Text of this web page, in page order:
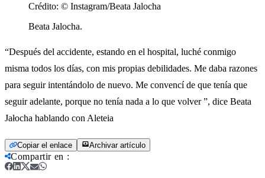
Crédito: © Instagram/Beata Jalocha
Beata Jalocha.
“Después del accidente, estando en el hospital, luché conmigo
misma todos los días, con mis propias debilidades. Me daba razones
para seguir intentándolo de nuevo. Me convencí de que tenía que
seguir adelante, porque no tenía nada a lo que volver ”, dice Beata
Jałocha hablando con Aleteia
Copiar el enlace Archivar artículo
Compartir en :